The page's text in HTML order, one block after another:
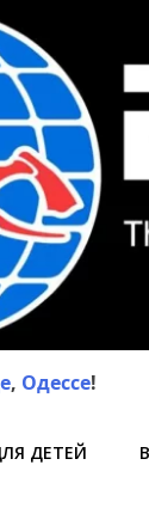
, Одессе!
ДЕТЕЙ